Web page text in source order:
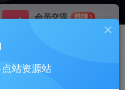
会员交流
群聊
24小时自动赚钱
站资源站